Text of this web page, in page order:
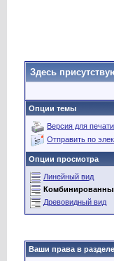
Здесь
Опции темы
Версия для печати
Отправить по
Опции просмотра
Линейный вид
Древовидный вид
Ваши права в разделе